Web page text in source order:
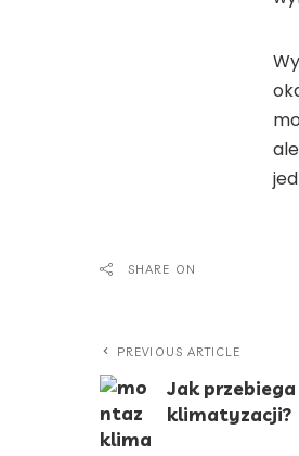
SHARE ON
PREVIOUS ARTICLE
Jak
klimatyzacji?